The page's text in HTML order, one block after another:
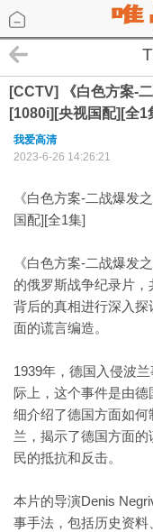
[CCTV] 《白色方案-
[1080i][央视国配][全1
我爱高清
2023-6-26 14:26:21
《白色方案-二战爆发
国配][全1集]
《白色方案-二战爆发
的俄罗斯战争纪录片
背后的真相进行深入
面的谎言编造。
1939年，德国入侵波
际上，这个事件是由
细介绍了德国方面如
兰，揭示了德国方面
民的抵抗和反击。
本片的导演Denis
事手法，包括历史资